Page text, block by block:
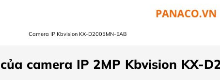
Camera IP Kbvision KX-D2005MN-EAB
camera IP 2MP Kbvision KX-